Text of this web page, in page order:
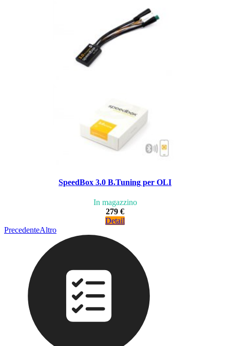
SpeedBox 3.0 B.Tuning per OLI
In magazzino
279 €
Detail
PrecedenteAltro